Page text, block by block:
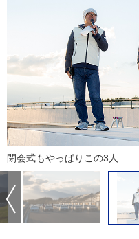
閉会式もやっぱりこの3人